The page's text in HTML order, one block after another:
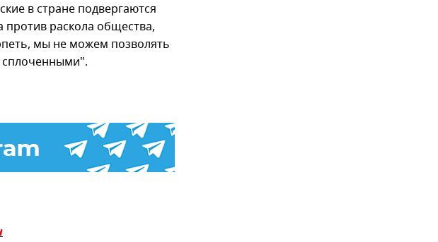
в стране подвергаются
раскола общества,
мы не можем позволять